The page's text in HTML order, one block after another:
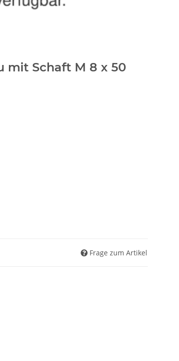
mit Schaft M 8 x 50
Frage zum Artikel